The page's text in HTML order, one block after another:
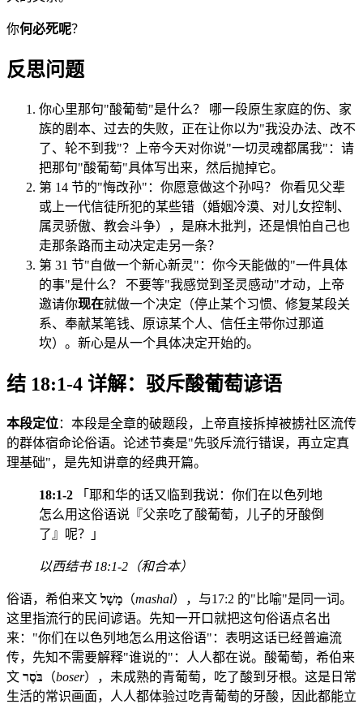
你何必死呢？
反思问题
你心里那句"酸葡萄"是什么？ 哪一段原生家庭的伤、家
族的剧本、过去的失败，正在让你以为"我没办法、改不
了、轮不到我"？上帝今天对你说"一切灵魂都属我"：请
把那句"酸葡萄"具体写出来，然后抛掉它。
第 14 节的"悔改孙"：你愿意做这个孙吗？ 你看见父辈
或上一代信徒所犯的某些错（婚姻冷漠、对儿女控制、
属灵骄傲、教会斗争），是麻木批判，还是惧怕自己也
走那条路而主动决定走另一条？
第 31 节"自做一个新心新灵"：你今天能做的"一件具体
的事"是什么？ 不要等"我感觉到圣灵感动"才动，上帝
邀请你现在就做一个决定（停止某个习惯、修复某段关
系、奉献某笔钱、原谅某个人、信任主带你过那道
坎）。新心是从一个具体决定开始的。
结 18:1-4 详解：驳斥酸葡萄谚语
本段定位：本段是全章的破题段，上帝直接拆掉被掳社区流传
的群体宿命论俗语。论述节奏是"先驳斥流行错误，再立定真
理基础"，是先知讲章的经典开篇。
18:1-2 「耶和华的话又临到我说：你们在以色列地
怎么用这俗语说『父亲吃了酸葡萄，儿子的牙酸倒
了』呢？」
以西结书 18:1-2（和合本）
俗语，希伯来文 מָשָׁל （mashal），与17:2 的"比喻"是同一词。
这里指流行的民间谚语。先知一开口就把这句俗语点名出
来："你们在以色列地怎么用这俗语"：表明这话已经普遍流
传，先知不需要解释"谁说的"：人人都在说。酸葡萄，希伯来
文 בֹּסֶר （boser），未成熟的青葡萄，吃了酸到牙根。这是日常
生活的常识画面，人人都体验过吃青葡萄的牙酸，因此都能立